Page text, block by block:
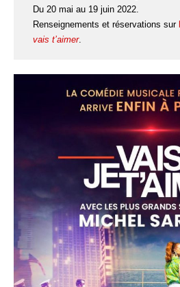
Du 20 mai au 19 juin 2022.
Renseignements et réservations sur
vais t’aimer.